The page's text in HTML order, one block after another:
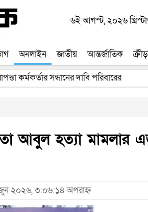
৬ই আগস্ট, ২০২৬
অনলাইন জাতীয় আন্তর্জাতিক
কর্মকর্তার সন্ধানের দাবি পরিবারের
আবুল হত্যা মামলার
২০২৬, ৩:০৬:১৪ অপরাহ্ন